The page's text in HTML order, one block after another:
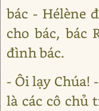
bác - Hélène
cho bác, bác
đình bác.
- Ôi lạy Chúa!
là các cô chủ